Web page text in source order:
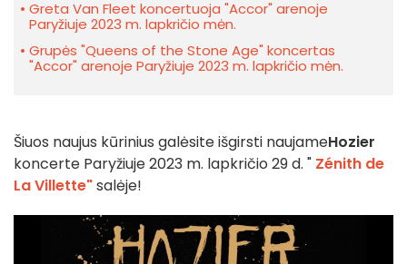
Greta Van Fleet koncertuoja "Accor" arenoje
Paryžiuje 2023 m. lapkričio mėn.
Grupės "Queens of the Stone Age" koncertas
"Accor" arenoje Paryžiuje 2023 m. lapkričio mėn.
Šiuos naujus kūrinius galėsite išgirsti naujameHozier
koncerte Paryžiuje 2023 m. lapkričio 29 d. " Zénith de
La Villette"salėje!